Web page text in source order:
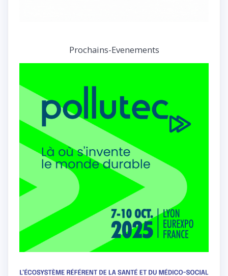
Prochains-Evenements